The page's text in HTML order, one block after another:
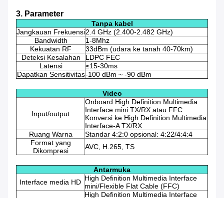
3. Parameter
Tanpa kabel
Jangkauan Frekuensi2.4 GHz (2.400-2.482 GHz)
Bandwidth
1-8Mhz
Kekuatan RF
33dBm (udara ke tanah 40-70km)
Deteksi Kesalahan
LDPC FEC
Latensi
≤15-30ms
Dapatkan Sensitivitas-100 dBm ~ -90 dBm
Video
Input/output
Onboard High Definition Multimedia
Interface mini TX/RX atau FFC
Konversi ke High Definition Multimedia
Interface-A TX/RX
Ruang Warna
Standar 4:2:0 opsional: 4:22/4:4:4
Format yang
Dikompresi
AVC, H.265, TS
Antarmuka
Interface media HD High Definition Multimedia Interface
mini/Flexible Flat Cable (FFC)
High Definition Multimedia Interface